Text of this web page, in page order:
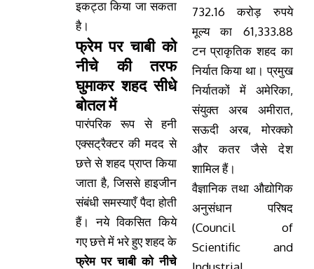
इकट्ठा किया जा सकता
है।
फ्रेम पर चाबी को
नीचे की तरफ
घुमाकर शहद सीधे
बोतल में
पारंपरिक रूप से हनी
एक्सट्रैक्टर की मदद से
छत्ते से शहद प्राप्त किया
जाता है, जिससे हाइजीन
संबंधी समस्याएँ पैदा होती
हैं। नये विकसित किये
गए छत्ते में भरे हुए शहद के
फ्रेम पर चाबी को नीचे
732.16 करोड़ रुपये
मूल्य का 61,333.88
टन प्राकृतिक शहद का
निर्यात किया था। प्रमुख
निर्यातकों में अमेरिका,
संयुक्त अरब अमीरात,
सऊदी अरब, मोरक्को
और कतर जैसे देश
शामिल हैं।
वैज्ञानिक तथा औद्योगिक
अनुसंधान परिषद
(Council of
Scientific and